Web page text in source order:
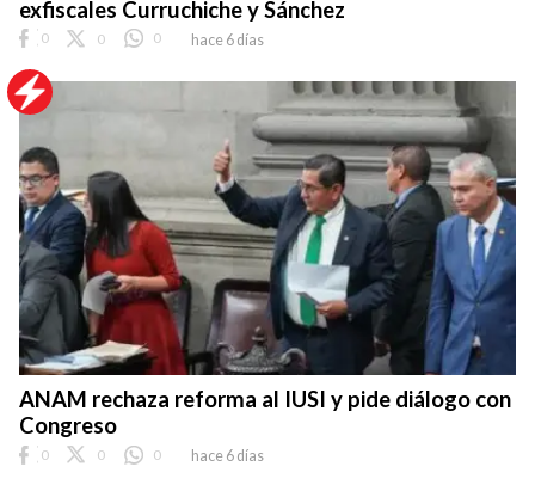
exfiscales Curruchiche y Sánchez
0 0 0 hace 6 días
ANAM rechaza reforma al IUSI y pide diálogo con
Congreso
0 0 0 hace 6 días